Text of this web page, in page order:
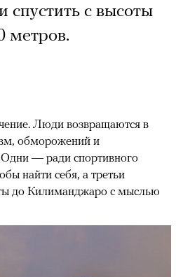
спустить с высоты
метров.
Люди возвращаются в
обморожений и
— ради спортивного
найти себя, а третьи
до Килиманджаро с мыслью